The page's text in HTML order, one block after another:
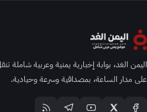
اليمن الغد، بوابة إخبارية يمنية وعربية شاملة
على مدار الساعة، بمصداقية وسرعة وحيادية.